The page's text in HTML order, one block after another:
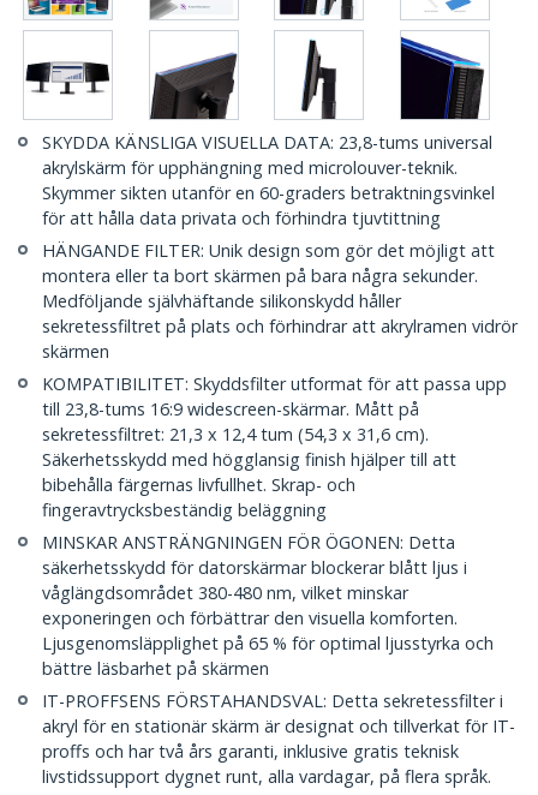
SKYDDA KÄNSLIGA VISUELLA DATA: 23,8-tums universal
akrylskärm för upphängning med microlouver-teknik.
Skymmer sikten utanför en 60-graders betraktningsvinkel
för att hålla data privata och förhindra tjuvtittning
HÄNGANDE FILTER: Unik design som gör det möjligt att
montera eller ta bort skärmen på bara några sekunder.
Medföljande självhäftande silikonskydd håller
sekretessfiltret på plats och förhindrar att akrylramen vidrör
skärmen
KOMPATIBILITET: Skyddsfilter utformat för att passa upp
till 23,8-tums 16:9 widescreen-skärmar. Mått på
sekretessfiltret: 21,3 x 12,4 tum (54,3 x 31,6 cm).
Säkerhetsskydd med högglansig finish hjälper till att
bibehålla färgernas livfullhet. Skrap- och
fingeravtrycksbeständig beläggning
MINSKAR ANSTRÄNGNINGEN FÖR ÖGONEN: Detta
säkerhetsskydd för datorskärmar blockerar blått ljus i
våglängdsområdet 380-480 nm, vilket minskar
exponeringen och förbättrar den visuella komforten.
Ljusgenomsläpplighet på 65 % för optimal ljusstyrka och
bättre läsbarhet på skärmen
IT-PROFFSENS FÖRSTAHANDSVAL: Detta sekretessfilter i
akryl för en stationär skärm är designat och tillverkat för IT-
proffs och har två års garanti, inklusive gratis teknisk
livstidssupport dygnet runt, alla vardagar, på flera språk.